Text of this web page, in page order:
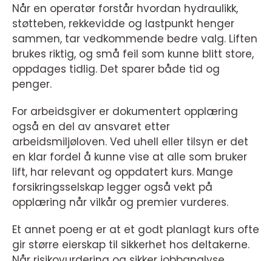
Når en operatør forstår hvordan hydraulikk,
støtteben, rekkevidde og lastpunkt henger
sammen, tar vedkommende bedre valg. Liften
brukes riktig, og små feil som kunne blitt store,
oppdages tidlig. Det sparer både tid og
penger.
For arbeidsgiver er dokumentert opplæring
også en del av ansvaret etter
arbeidsmiljøloven. Ved uhell eller tilsyn er det
en klar fordel å kunne vise at alle som bruker
lift, har relevant og oppdatert kurs. Mange
forsikringsselskap legger også vekt på
opplæring når vilkår og premier vurderes.
Et annet poeng er at et godt planlagt kurs ofte
gir større eierskap til sikkerhet hos deltakerne.